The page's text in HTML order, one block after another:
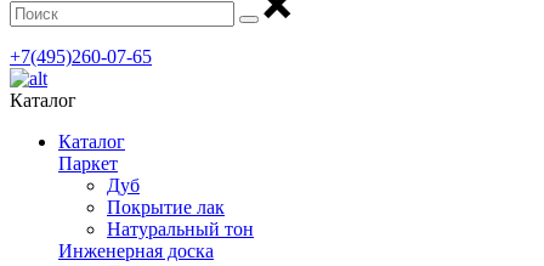
+7(495)260-07-65
Каталог
Каталог
Паркет
Дуб
Покрытие лак
Натуральный тон
Инженерная доска